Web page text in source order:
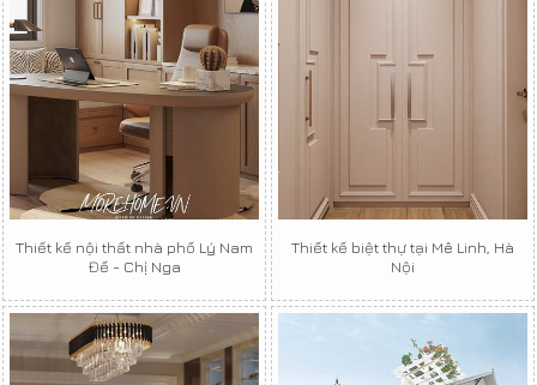
Thiết kế nội thất nhà phố Lý Nam
Đế - Chị Nga
Thiết kế biệt thự tại Mê Linh, Hà
Nội